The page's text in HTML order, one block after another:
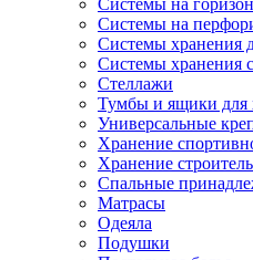
Системы на
Системы хранения
Системы хранения
Стеллажи
Тумбы и ящики для
Универсальные
Хранение
Хранение
Спальные
Матрасы
Одеяла
Подушки